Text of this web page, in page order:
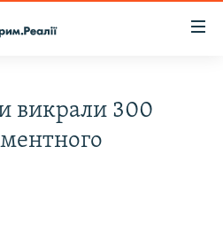
викрали 300